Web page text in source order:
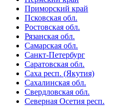
Приморский край
Псковская обл.
Ростовская обл.
Рязанская обл.
Самарская обл.
Санкт-Петербург
Саратовская обл.
Саха респ. (Якутия)
Сахалинская обл.
Свердловская обл.
Северная Осетия респ.